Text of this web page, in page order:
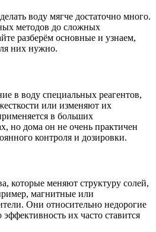
воду мягче достаточно много.
методов до сложных
разберём основные и узнаем,
них нужно.
в воду специальных реагентов,
или изменяют их
в больших
но дома он не очень практичен
контроля и дозировки.
которые меняют структуру солей,
магнитные или
Они относительно недорогие
их часто ставится